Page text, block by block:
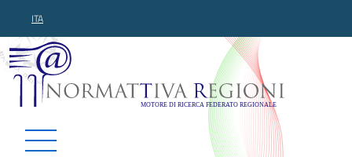
ITA
Normattiva Regioni -